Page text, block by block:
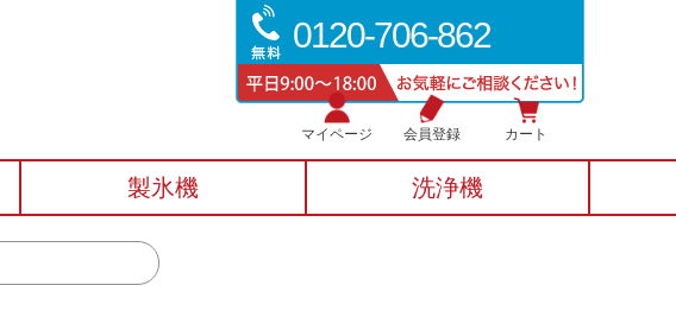
0120-706-862
マイページ 会員登録 カート
製氷機 洗浄機